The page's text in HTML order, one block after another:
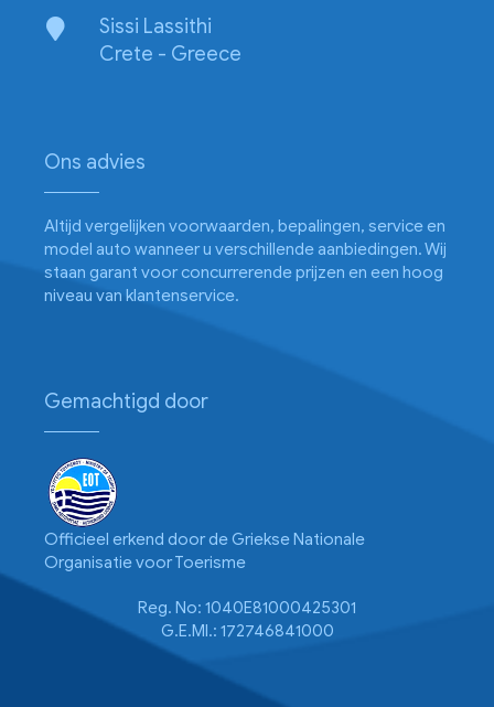
Sissi Lassithi
Crete - Greece
Ons advies
Altijd vergelijken voorwaarden, bepalingen, service en
model auto wanneer u verschillende aanbiedingen. Wij
staan garant voor concurrerende prijzen en een hoog
niveau van klantenservice.
Gemachtigd door
Officieel erkend door de Griekse Nationale
Organisatie voor Toerisme
Reg. No: 1040E81000425301
G.E.MI.: 172746841000